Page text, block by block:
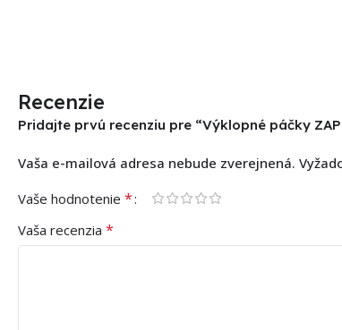
Recenzie
Pridajte prvú recenziu pre “Výklopné páčky
Vaša e-mailová adresa nebude zverejnená.
Vaše hodnotenie *
Vaša recenzia *